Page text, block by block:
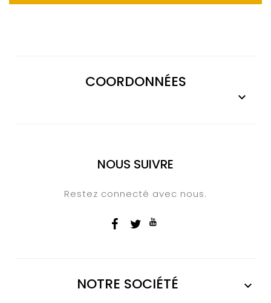
COORDONNÉES

NOUS SUIVRE
Restez connecté avec nous.
NOTRE SOCIÉTÉ 